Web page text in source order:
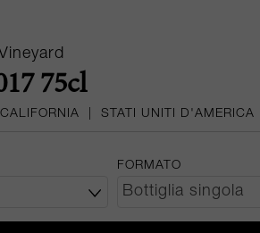
75cl
CALIFORNIA STATI UNITI D'AMERICA
FORMATO